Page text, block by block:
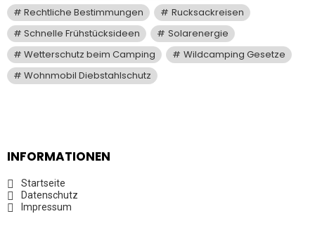
Rechtliche Bestimmungen
Rucksackreisen
Schnelle Frühstücksideen
Solarenergie
Wetterschutz beim Camping
Wildcamping Gesetze
Wohnmobil Diebstahlschutz
INFORMATIONEN
Startseite
Datenschutz
Impressum